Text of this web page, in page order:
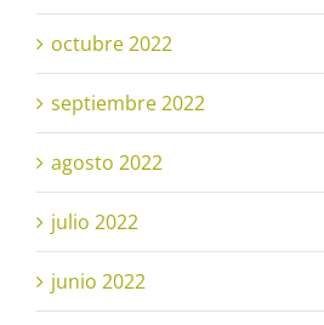
octubre 2022
septiembre 2022
agosto 2022
julio 2022
junio 2022